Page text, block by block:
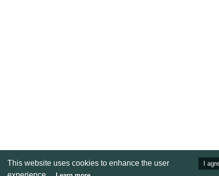
This website uses cookies to enhance the user
I